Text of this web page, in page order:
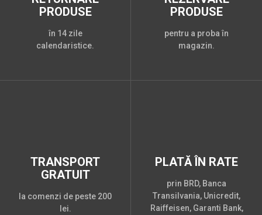
PRODUSE
în 14 zile
calendaristice.
PRODUSE
pentru a proba în
magazin.
TRANSPORT
GRATUIT
la comenzi de peste 200
lei.
PLATĂ ÎN RATE
prin BRD, Banca
Transilvania, Unicredit,
Raiffeisen, Garanti Bank,